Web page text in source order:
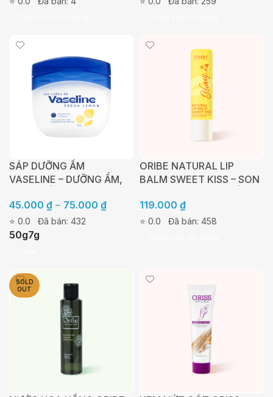
SÁP DƯỠNG ẨM
VASELINE – DƯỠNG ẨM,
NỨT NẺ – 7G, 50G
45.000 ₫ – 75.000 ₫
⭐ 0.0 Đã bán: 432
50g7g
ORIBE NATURAL LIP
BALM SWEET KISS – SON
MÔI, NGĂN NGỪA KHÔ
MÔI NỨT NẺ, HỖ TRỢ LÀM
119.000 ₫
⭐ 0.0 Đã bán: 458
SOLD
OUT